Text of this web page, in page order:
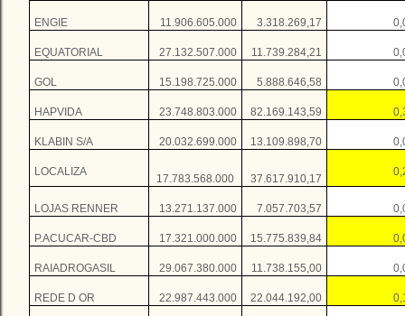
ENGIE 11.906.605.000 3.318.269,17
EQUATORIAL 27.132.507.000 11.739.284,21
GOL 15.198.725.000 5.888.646,58
HAPVIDA 23.748.803.000 82.169.143,59
KLABIN S/A 20.032.699.000 13.109.898,70
LOCALIZA
17.783.568.000 37.617.910,17
LOJAS RENNER 13.271.137.000 7.057.703,57
P.ACUCAR-CBD 17.321.000.000 15.775.839,84
RAIADROGASIL 29.067.380.000 11.738.155,00
REDE D OR 22.987.443.000 22.044.192,00